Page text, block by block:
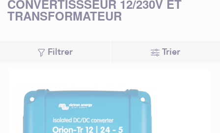
CONVERTISSSEUR 12/230V ET
TRANSFORMATEUR
Filtrer Trier